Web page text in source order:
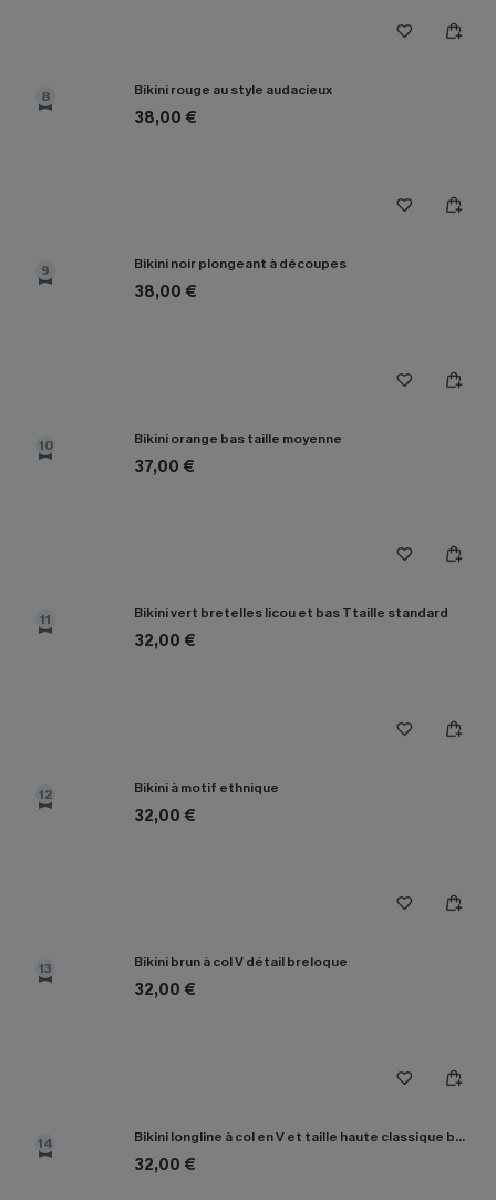
8 Bikini rouge au style audacieux
38,00 €
9 Bikini noir plongeant à découpes
38,00 €
10 Bikini orange bas taille moyenne
37,00 €
11 Bikini vert bretelles licou et bas Ttaille standard
32,00 €
12 Bikini à motif ethnique
32,00 €
13 Bikini brun à col V détail breloque
32,00 €
14 Bikini longline à col en V et taille haute classique bleu marine
32,00 €